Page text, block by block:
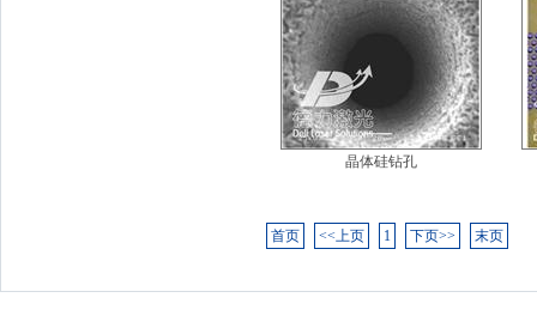
晶体硅钻孔
首页 <<上页 1 下页>> 末页